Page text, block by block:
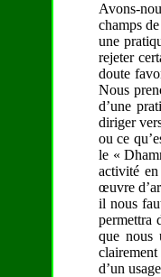
Avons-
champs
une
rejeter
doute
Nous
d’une
diriger
ou ce
le «
activité
œuvre
il nous
permettra
que nous
d’un